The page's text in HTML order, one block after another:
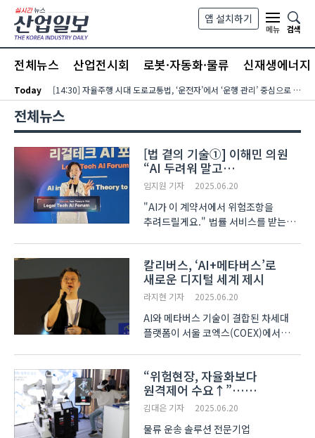
본문 바로가기
앱 설치하기
메뉴
검색
전체뉴스 산업전시회 로봇·자동화·물류 신재생에너지
Today [14:30] 자율주행 시대 도로교통법, ‘운전자’에서 ‘운행 관리’ 중심으로 전환해야
전체뉴스
[법 곁의 기술①] 이해민 의원
“AI 두려워 말고
써보라”...‘판결문 공개법’도
임지원 기자 2025.06.20
"AI가 이 계약서에서 위험조항을
추려드릴게요." 법률 서비스를 받는
기술을 활용한 법률 서비스 플랫폼이
법조계 안으로 스미고 있다. 힘을
실어줄 관련 정책은 논의 단계이..
칼리버스, ‘AI+메타버스’로
새로운 디지털 세계 제시
라지현 기자 2025.06.20
AI와 메타버스 기술이 결합된 차세대
플랫폼이 서울 코엑스(COEX)에서
플랫폼 기업 ‘칼리버스’의 김동규
대표이사는 18일부터 20일까지 열리는
이번 전시회에 참가해, 자사 플랫..
“위험현장, 자율화보다
원격제어 수요↑”…
에이엠알랩스, VR 원격
김대은 기자 2025.06.20
물류 운송 솔루션 전문기업